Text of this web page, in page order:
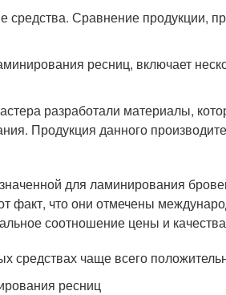
средства. Сравнение продукции,
ресниц, включает
разработали материалы,
Продукция данного
для ламинирования
факт, что они отмечены
соотношение цены и
средствах чаще всего
ресниц